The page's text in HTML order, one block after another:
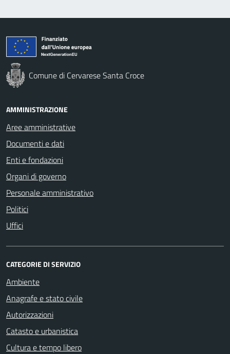
Comune di Cervarese Santa Croce
AMMINISTRAZIONE
Aree amministrative
Documenti e dati
Enti e fondazioni
Organi di governo
Personale amministrativo
Politici
Uffici
CATEGORIE DI SERVIZIO
Ambiente
Anagrafe e stato civile
Autorizzazioni
Catasto e urbanistica
Cultura e tempo libero